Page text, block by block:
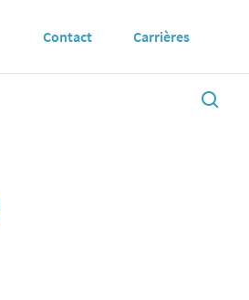
Contact Carrières